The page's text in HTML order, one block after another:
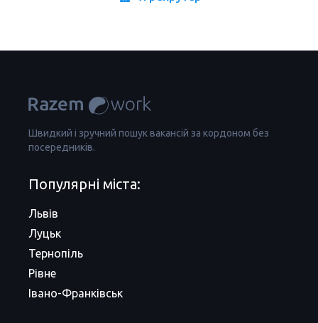
Швидкий і зручний пошук вакансій за кордоном без
посередників.
Популярні міста:
Львів
Луцьк
Тернопіль
Рівне
Івано-Франківськ